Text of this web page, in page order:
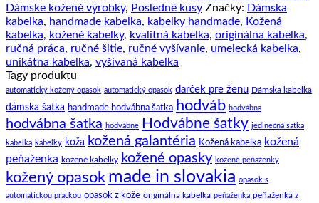
kabelka
z
pravej
kože
v
béžovej
farbe
Dámske kožené výrobky, Posledné kusy Značky: Dámska
kabelka, handmade kabelka, kabelky handmade, Kožená
kabelka, kožené kabelky, kvalitná kabelka, originálna kabelka,
ručná práca, ručné šitie, ručné vyšívanie, umelecká kabelka,
unikátna kabelka, vyšívaná kabelka
Tagy produktu
automatický kožený opasok automatický opasok darček pre ženu Dámska kabelka
dámska šatka handmade hodvábna šatka hodváb hodvábna
hodvábna šatka hodvábne Hodvábne šatky jedinečná šatka
kabelka kabelky koža kožená galantéria Kožená kabelka kožená
peňaženka kožené kabelky kožené opasky kožené peňaženky
kožený opasok made in slovakia opasok s
automatickou prackou opasok z kože originálna kabelka peňaženka peňaženka z